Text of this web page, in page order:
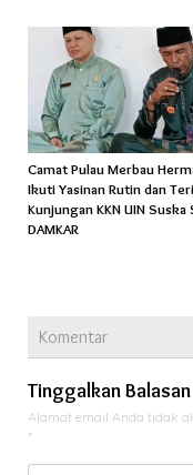
Camat Pulau Merbau
Ikuti Yasinan Rutin dan
Kunjungan KKN UIN Suska
DAMKAR
Komentar
Tinggalkan Balasan
Alamat email Anda tidak
*